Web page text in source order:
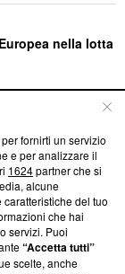
nella lotta
su Blasting
ci impegniamo a
aderenza a
non è
di farne
verifica di
fornirti un servizio
e per analizzare il
1624partner che si
alcune
del tuo
che hai
servizi. Puoi
“Accetta tutti”
scelte, anche